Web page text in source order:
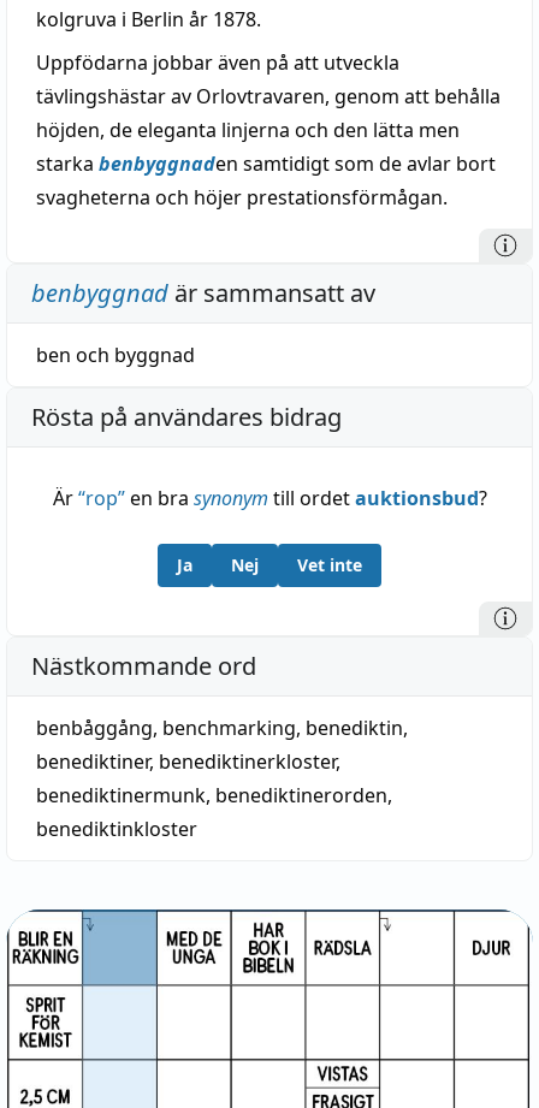
kolgruva i Berlin år 1878.
Uppfödarna jobbar även på att utveckla
tävlingshästar av Orlovtravaren, genom att behålla
höjden, de eleganta linjerna och den lätta men
starka benbyggnaden samtidigt som de avlar bort
svagheterna och höjer prestationsförmågan.
benbyggnad är sammansatt av
ben och byggnad
Rösta på användares bidrag
Är“rop”en bra synonym till ordetauktionsbud?
Ja Nej Vet inte
Nästkommande ord
benbåggång, benchmarking, benediktin,
benediktiner, benediktinerkloster,
benediktinermunk, benediktinerorden,
benediktinkloster